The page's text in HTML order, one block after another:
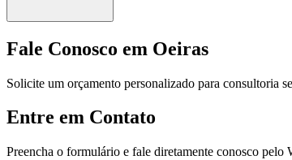
Fale Conosco em Oeiras
Solicite um orçamento personalizado para consultoria
Entre em Contato
Preencha o formulário e fale diretamente conosco pelo